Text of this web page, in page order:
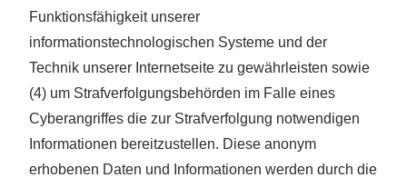
Funktionsfähigkeit unserer
informationstechnologischen Systeme und der
Technik unserer Internetseite zu gewährleisten sowie
(4) um Strafverfolgungsbehörden im Falle eines
Cyberangriffes die zur Strafverfolgung notwendigen
Informationen bereitzustellen. Diese anonym
erhobenen Daten und Informationen werden durch die